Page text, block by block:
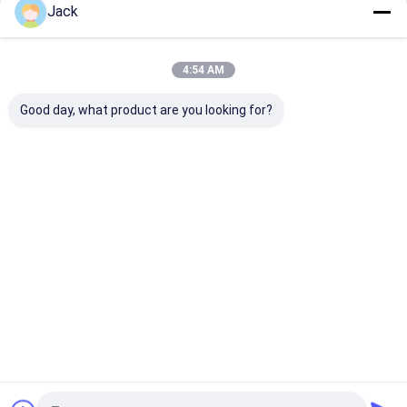
Power-Lithium-Batterie
Jack
4:54 AM
Good day, what product are you looking for?